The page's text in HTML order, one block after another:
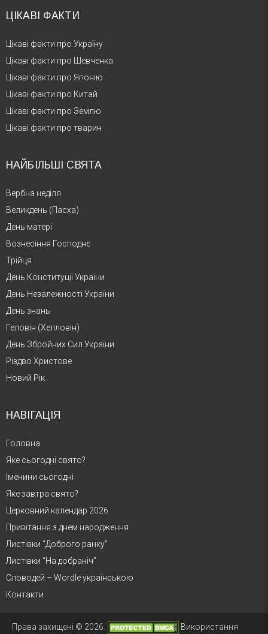
ЦІКАВІ ФАКТИ
Цікаві факти про Україну
Цікаві факти про Шевченка
Цікаві факти про Японію
Цікаві факти про Китай
Цікаві факти про Землю
Цікаві факти про тварин
НАЙБІЛЬШІ СВЯТА
Вербна неділя
Великдень (Пасха)
День матері
Вознесіння Господнє
Трійця
День Конституції України
День Незалежності України
День знань
Геловін (Хелловін)
День Збройних Сил України
Різдво Христове
Новий Рік
НАВІГАЦІЯ
Головна
Яке сьогодні свято?
Іменини сьогодні
Яке завтра свято?
Церковний календар 2026
Привітання з днем народження
Листівки “Доброго ранку”
Листівки “На добраніч”
Словодей – Wordle українською
Контакти
Права захищені © 2026. Використання